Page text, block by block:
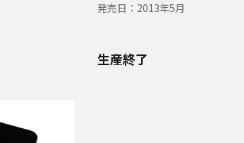
発売日： 2013年5月
生産終了